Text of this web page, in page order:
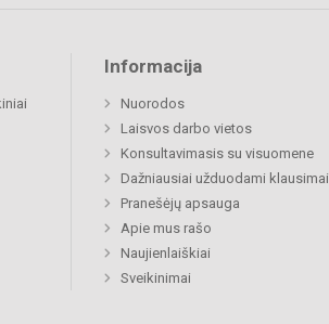
Informacija
Nuorodos
Laisvos darbo vietos
Konsultavimasis su visuomene
Dažniausiai užduodami klausimai
Pranešėjų apsauga
Apie mus rašo
Naujienlaiškiai
Sveikinimai